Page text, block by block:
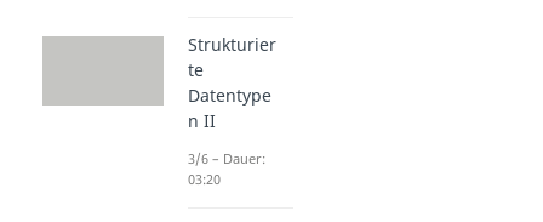
Strukturier
te
Datentype
n II
3/6 – Dauer:
03:20